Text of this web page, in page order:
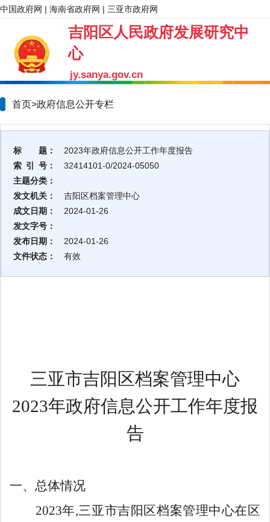
中国政府网 | 海南省政府网 | 三亚市政府网
吉阳区人民政府发展研究中
心
jy.sanya.gov.cn
首页>政府信息公开专栏
标 题：
2023年政府信息公开工作年度报告
索 引 号：
32414101-0/2024-05050
主题分类：
发文机关：
吉阳区档案管理中心
成文日期：
2024-01-26
发文字号：
发布日期：
2024-01-26
文件状态：
有效
三亚市吉阳区档案管理中心
2023年政府信息公开工作年度报
告
一、 总体情况
2023年,三亚市吉阳区档案管理中心在区